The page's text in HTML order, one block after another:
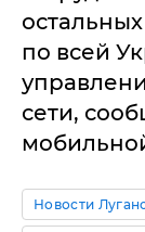
по всей
сети,
Новости